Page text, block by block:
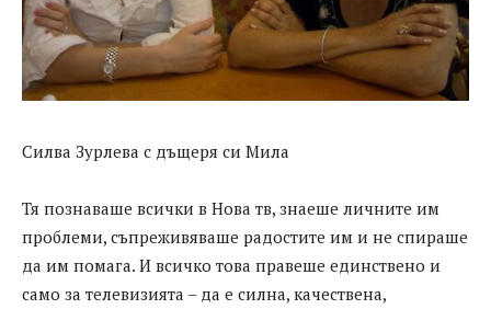
Силва Зурлева с дъщеря си Мила
Тя познаваше всички в Нова тв, знаеше личните им
проблеми, съпреживяваше радостите им и не спираше
да им помага. И всичко това правеше единствено и
само за телевизията – да е силна, качествена,